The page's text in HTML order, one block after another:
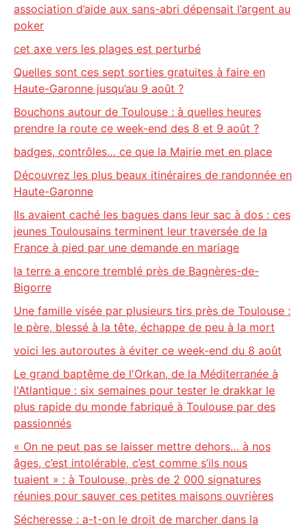
association d’aide aux sans-abri dépensait l’argent au
poker
cet axe vers les plages est perturbé
Quelles sont ces sept sorties gratuites à faire en
Haute-Garonne jusqu’au 9 août ?
Bouchons autour de Toulouse : à quelles heures
prendre la route ce week-end des 8 et 9 août ?
badges, contrôles… ce que la Mairie met en place
Découvrez les plus beaux itinéraires de randonnée en
Haute-Garonne
Ils avaient caché les bagues dans leur sac à dos : ces
jeunes Toulousains terminent leur traversée de la
France à pied par une demande en mariage
la terre a encore tremblé près de Bagnères-de-
Bigorre
Une famille visée par plusieurs tirs près de Toulouse :
le père, blessé à la tête, échappe de peu à la mort
voici les autoroutes à éviter ce week-end du 8 août
Le grand baptême de l'Orkan, de la Méditerranée à
l'Atlantique : six semaines pour tester le drakkar le
plus rapide du monde fabriqué à Toulouse par des
passionnés
« On ne peut pas se laisser mettre dehors… à nos
âges, c’est intolérable, c’est comme s’ils nous
tuaient » : à Toulouse, près de 2 000 signatures
réunies pour sauver ces petites maisons ouvrières
Sécheresse : a-t-on le droit de marcher dans la